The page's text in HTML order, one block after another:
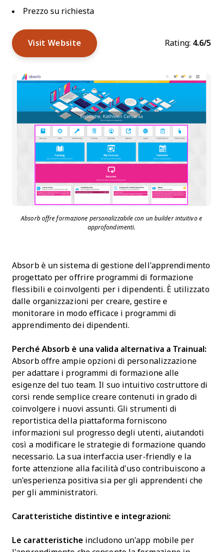
Prezzo su richiesta
Visit Website Rating: 4.6/5
Absorb offre formazione personalizzabile con un builder intuitivo e
approfondimenti.
Absorb è un sistema di gestione dell'apprendimento
progettato per offrire programmi di formazione
flessibili e coinvolgenti per i dipendenti. È utilizzato
dalle organizzazioni per creare, gestire e
monitorare in modo efficace i programmi di
apprendimento dei dipendenti.
Perché Absorb è una valida alternativa a Trainual:
Absorb offre ampie opzioni di personalizzazione
per adattare i programmi di formazione alle
esigenze del tuo team. Il suo intuitivo costruttore di
corsi rende semplice creare contenuti in grado di
coinvolgere i nuovi assunti. Gli strumenti di
reportistica della piattaforma forniscono
informazioni sul progresso degli utenti, aiutandoti
così a modificare le strategie di formazione quando
necessario. La sua interfaccia user-friendly e la
forte attenzione alla facilità d'uso contribuiscono a
un'esperienza positiva sia per gli apprendenti che
per gli amministratori.
Caratteristiche distintive e integrazioni:
Le caratteristiche includono un'app mobile per